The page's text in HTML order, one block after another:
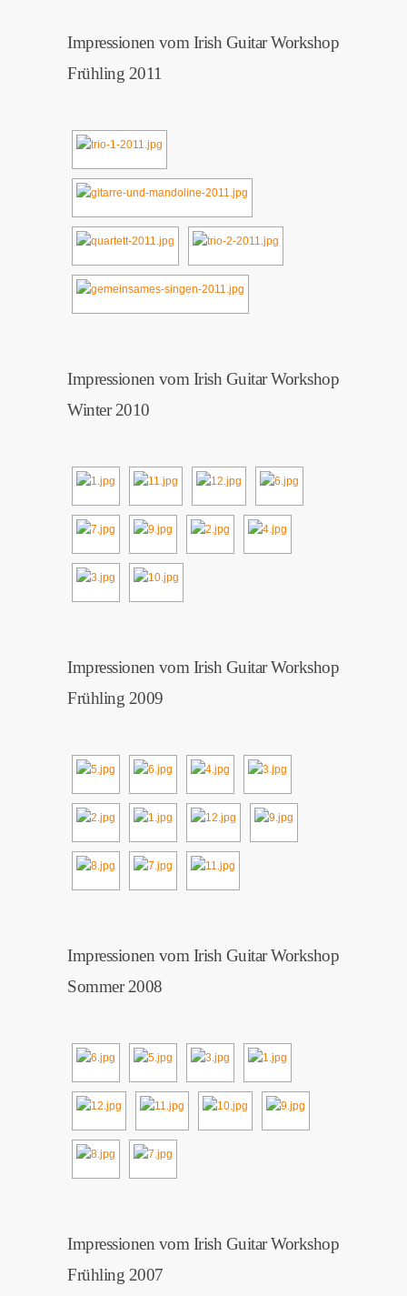
Impressionen vom Irish Guitar Workshop
Frühling 2011
Impressionen vom Irish Guitar Workshop
Winter 2010
Impressionen vom Irish Guitar Workshop
Frühling 2009
Impressionen vom Irish Guitar Workshop
Sommer 2008
Impressionen vom Irish Guitar Workshop
Frühling 2007